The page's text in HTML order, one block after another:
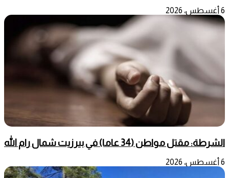
6 أغسطس، 2026
الشرطة: مقتل مواطن (34 عاما) في بيرزيت شمال رام الله
6 أغسطس، 2026